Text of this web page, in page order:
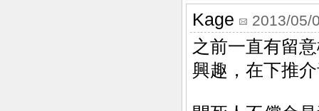
Kage 2013/05/
之前一直有留
興趣，在下推